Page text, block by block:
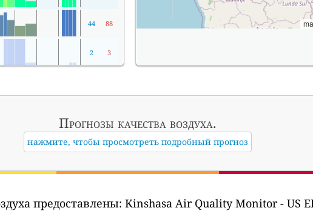
44 88
2 3
Прогнозы качества воздуха.
нажмите, чтобы просмотреть подробный прогноз
предоставлены: Kinshasa Air Quality Monitor - US